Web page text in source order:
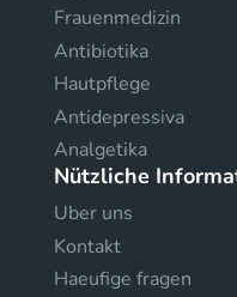
Frauenmedizin
Antibiotika
Hautpflege
Antidepressiva
Analgetika
Nützliche
Uber uns
Kontakt
Haeufige fragen